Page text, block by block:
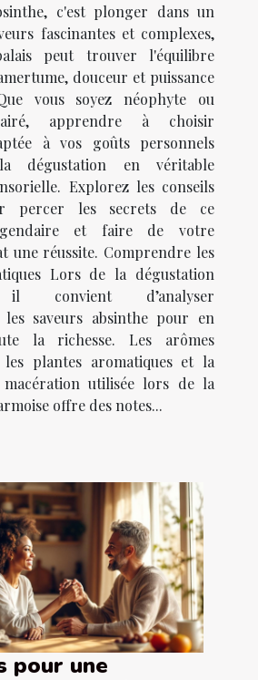
c'est plonger dans un
fascinantes et complexes,
peut trouver l'équilibre
douceur et puissance
vous soyez néophyte ou
apprendre à choisir
à vos goûts personnels
dégustation en véritable
Explorez les conseils
percer les secrets de ce
et faire de votre
une réussite. Comprendre les
Lors de la dégustation
il convient d’analyser
les saveurs absinthe pour en
la richesse. Les arômes
plantes aromatiques et la
utilisée lors de la
offre des notes...
pour une